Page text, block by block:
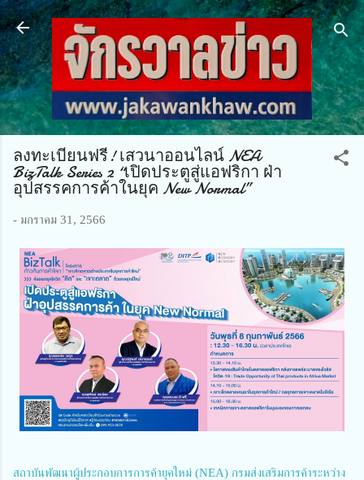
ข้ามไปที่เนื้อหาหลัก
ลงทะเบียนฟรี! เสวนาออนไลน์ NEA
BizTalk Series 2 “เปิดประตูสู่แอฟริกา ฝ่า
อุปสรรคการค้าในยุค New Normal”
- มกราคม 31, 2566
สถาบันพัฒนาผู้ประกอบการการค้ายุคใหม่ (NEA) กรมส่งเสริมการค้าระหว่าง